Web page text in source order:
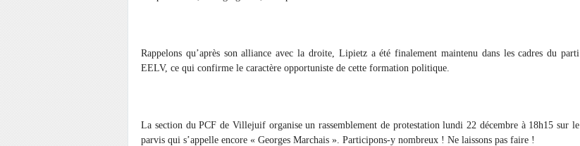
Rappelons qu’après son alliance avec la droite, Lipietz a été finalement maintenu dans les cadres du parti
EELV, ce qui confirme le caractère opportuniste de cette formation politique.
La section du PCF de Villejuif organise un rassemblement de protestation lundi 22 décembre à 18h15 sur le
parvis qui s’appelle encore « Georges Marchais ». Participons-y nombreux ! Ne laissons pas faire !